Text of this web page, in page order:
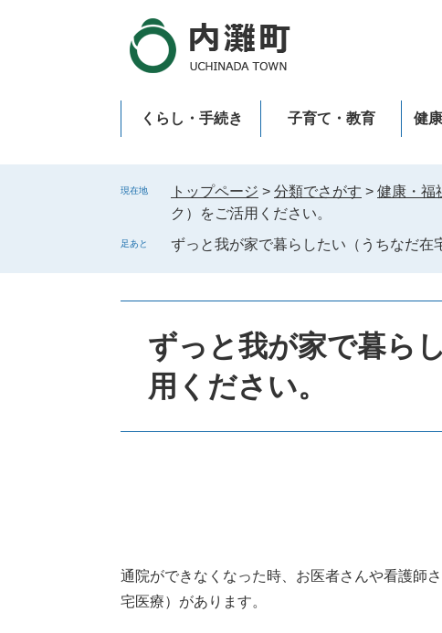
す
し
くらし・手続き 子育て・教育 健
現在地 トップページ > 分類でさがす > 健康・福
ク）をご活用ください。
足あと ずっと我が家で暮らしたい（うちなだ在
ずっと我が家で暮ら
用ください。
文
通院ができなくなった時、お医者さんや看護師
宅医療）があります。